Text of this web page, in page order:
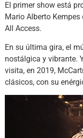
El primer show está
Mario Alberto
All Access.
En su última gira, el
nostálgica y vibrante.
visita, en 2019,
clásicos, con su